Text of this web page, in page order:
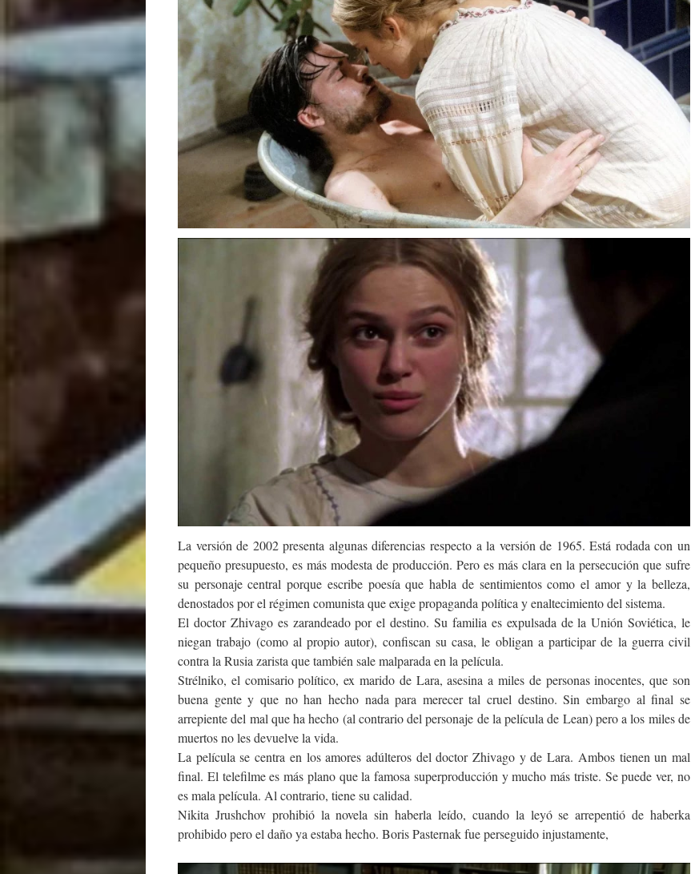
La versión de 2002 presenta algunas diferencias respecto a la versión de 1965. Está rodada con un
pequeño presupuesto, es más modesta de producción. Pero es más clara en la persecución que sufre
su personaje central porque escribe poesía que habla de sentimientos como el amor y la belleza,
denostados por el régimen comunista que exige propaganda política y enaltecimiento del sistema.
El doctor Zhivago es zarandeado por el destino. Su familia es expulsada de la Unión Soviética, le
niegan trabajo (como al propio autor), confiscan su casa, le obligan a participar de la guerra civil
contra la Rusia zarista que también sale malparada en la película.
Strélniko, el comisario político, ex marido de Lara, asesina a miles de personas inocentes, que son
buena gente y que no han hecho nada para merecer tal cruel destino. Sin embargo al final se
arrepiente del mal que ha hecho (al contrario del personaje de la película de Lean) pero a los miles de
muertos no les devuelve la vida.
La película se centra en los amores adúlteros del doctor Zhivago y de Lara. Ambos tienen un mal
final. El telefilme es más plano que la famosa superproducción y mucho más triste. Se puede ver, no
es mala película. Al contrario, tiene su calidad.
Nikita Jrushchov prohibió la novela sin haberla leído, cuando la leyó se arrepentió de haberka
prohibido pero el daño ya estaba hecho. Boris Pasternak fue perseguido injustamente,